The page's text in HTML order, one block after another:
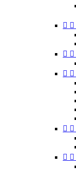
 
 
 
 
 